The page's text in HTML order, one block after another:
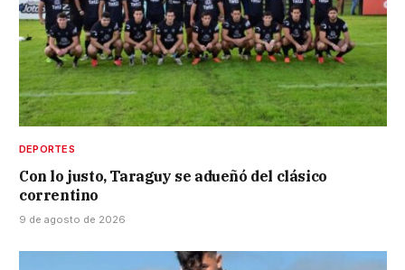
DEPORTES
Con lo justo, Taraguy se adueñó del clásico
correntino
9 de agosto de 2026